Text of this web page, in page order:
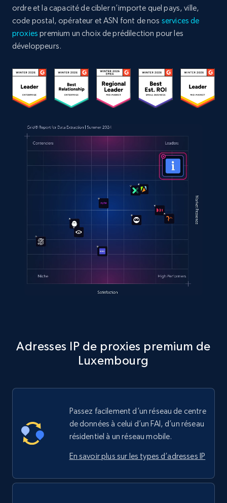
ordre et la capacité de cibler n’importe quel pays, ville,
code postal, opérateur et ASN font de nos services de
proxies premium un choix de prédilection pour les
développeurs.
Adresses IP de proxies premium de
Luxembourg
Passez facilement d’un réseau de centre
de données à celui d’un FAI, d’un réseau
résidentiel à un réseau mobile.
En savoir plus sur les types d’adresses IP